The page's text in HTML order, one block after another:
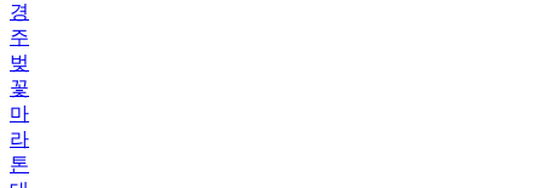
경
주
벚
꽃
마
라
톤